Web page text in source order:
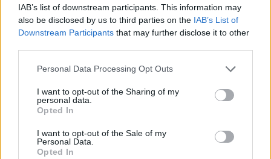
IAB’s list of downstream participants. This information may
also be disclosed by us to third parties on the IAB’s List of
Downstream Participants that may further disclose it to other
Please note that this website/app uses one or more Google
not limited to your visit or usage behaviour. You may click to
grant or deny consent to Google and its third-party tags to
use your data for below specified purposes in below Google
consent section.
Personal Data Processing Opt Outs
I want to opt-out of the Sharing of my
personal data.
Opted In
I want to opt-out of the Sale of my
Personal Data.
Opted In